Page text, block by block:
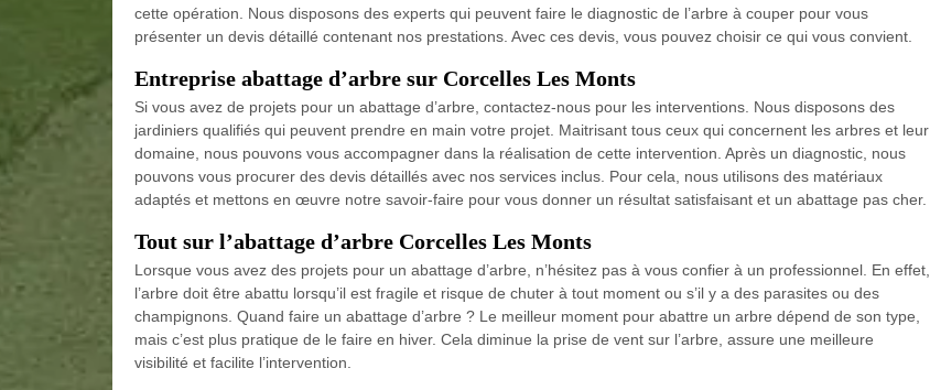
cette opération. Nous disposons des experts qui peuvent faire le diagnostic de l’arbre à couper pour vous
présenter un devis détaillé contenant nos prestations. Avec ces devis, vous pouvez choisir ce qui vous convient.
Entreprise abattage d’arbre sur Corcelles Les Monts
Si vous avez de projets pour un abattage d’arbre, contactez-nous pour les interventions. Nous disposons des
jardiniers qualifiés qui peuvent prendre en main votre projet. Maitrisant tous ceux qui concernent les arbres et leur
domaine, nous pouvons vous accompagner dans la réalisation de cette intervention. Après un diagnostic, nous
pouvons vous procurer des devis détaillés avec nos services inclus. Pour cela, nous utilisons des matériaux
adaptés et mettons en œuvre notre savoir-faire pour vous donner un résultat satisfaisant et un abattage pas cher.
Tout sur l’abattage d’arbre Corcelles Les Monts
Lorsque vous avez des projets pour un abattage d’arbre, n’hésitez pas à vous confier à un professionnel. En effet,
l’arbre doit être abattu lorsqu’il est fragile et risque de chuter à tout moment ou s’il y a des parasites ou des
champignons. Quand faire un abattage d’arbre ? Le meilleur moment pour abattre un arbre dépend de son type,
mais c’est plus pratique de le faire en hiver. Cela diminue la prise de vent sur l’arbre, assure une meilleure
visibilité et facilite l’intervention.